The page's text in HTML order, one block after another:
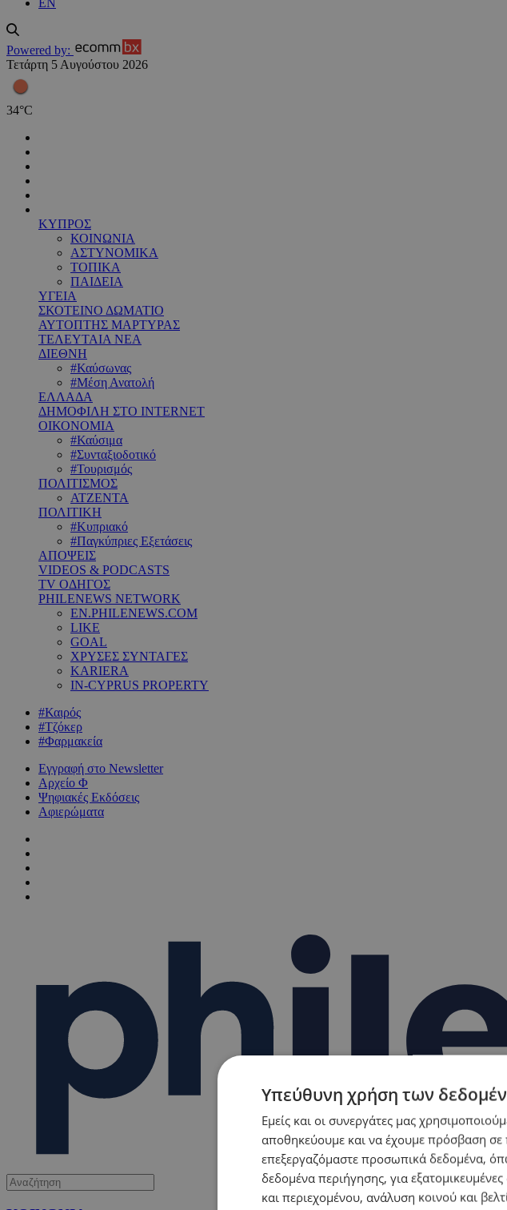
EN
Powered by:
Τετάρτη 5 Αυγούστου 2026
34°C
ΚΥΠΡΟΣ
ΚΟΙΝΩΝΙΑ
ΑΣΤΥΝΟΜΙΚΑ
ΤΟΠΙΚΑ
ΠΑΙΔΕΙΑ
ΥΓΕΙΑ
ΣΚΟΤΕΙΝΟ ΔΩΜΑΤΙΟ
ΑΥΤΟΠΤΗΣ ΜΑΡΤΥΡΑΣ
ΤΕΛΕΥΤΑΙΑ ΝΕΑ
ΔΙΕΘΝΗ
#Καύσωνας
#Μέση Ανατολή
ΕΛΛΑΔΑ
ΔΗΜΟΦΙΛΗ ΣΤΟ INTERNET
ΟΙΚΟΝΟΜΙΑ
#Καύσιμα
#Συνταξιοδοτικό
#Τουρισμός
ΠΟΛΙΤΙΣΜΟΣ
ΑΤΖΕΝΤΑ
ΠΟΛΙΤΙΚΗ
#Κυπριακό
#Παγκύπριες Εξετάσεις
ΑΠΟΨΕΙΣ
VIDEOS & PODCASTS
TV ΟΔΗΓΟΣ
PHILENEWS NETWORK
EN.PHILENEWS.COM
LIKE
GOAL
ΧΡΥΣΕΣ ΣΥΝΤΑΓΕΣ
KARIERA
IN-CYPRUS PROPERTY
#Καιρός
#Τζόκερ
#Φαρμακεία
Εγγραφή στο Newsletter
Αρχείο Φ
Ψηφιακές Εκδόσεις
Αφιερώματα
Υπεύθυνη χρήση των
Εμείς και οι συνεργάτες μας
αποθηκεύουμε και να έχουμε πρόσβαση
επεξεργαζόμαστε προσωπικά δεδομένα,
δεδομένα περιήγησης, για
και περιεχομένου, ανάλυση κοινού και